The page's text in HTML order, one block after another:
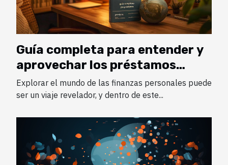
Guía completa para entender y
aprovechar los préstamos
prendarios
Explorar el mundo de las finanzas personales puede
ser un viaje revelador, y dentro de este...